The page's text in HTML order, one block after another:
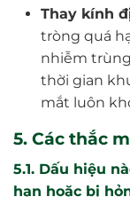
Thay kính
tròng quá
nhiễm
thời gian
mắt luôn
5. Các thắc
5.1. Dấu hiệu
hạn hoặc bị